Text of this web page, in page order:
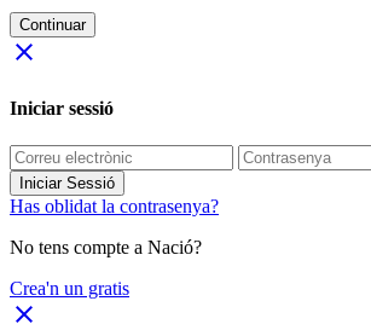
Continuar
close
Iniciar sessió
Iniciar Sessió
Has oblidat la contrasenya?
No tens compte a Nació?
Crea'n un gratis
close